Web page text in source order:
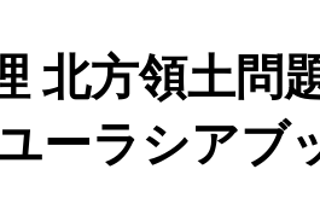
北方領土
ーラシアブ